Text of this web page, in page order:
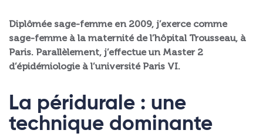
Diplômée sage-femme en 2009, j’exerce comme
sage-femme à la maternité de l’hôpital Trousseau, à
Paris. Parallèlement, j’effectue un Master 2
d’épidémiologie à l’université Paris VI.
La péridurale : une
technique dominante